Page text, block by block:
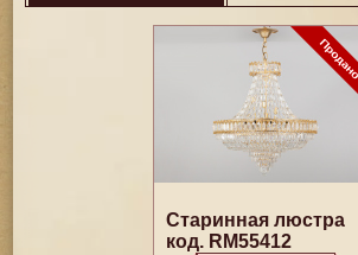
Старинная люстра
код. RM55412